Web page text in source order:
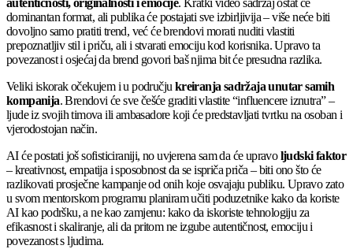
autentičnosti, originalnosti i emocije. Kratki video sadržaj ostat će
dominantan format, ali publika će postajati sve izbirljivija – više neće biti
dovoljno samo pratiti trend, već će brendovi morati nuditi vlastiti
prepoznatljiv stil i priču, ali i stvarati emociju kod korisnika. Upravo ta
povezanost i osjećaj da brend govori baš njima bit će presudna razlika.
Veliki iskorak očekujem i u području kreiranja sadržaja unutar samih
kompanija. Brendovi će sve češće graditi vlastite “influencere iznutra” –
ljude iz svojih timova ili ambasadore koji će predstavljati tvrtku na osoban i
vjerodostojan način.
AI će postati još sofisticiraniji, no uvjerena sam da će upravoljudski faktor
– kreativnost, empatija i sposobnost da se ispriča priča – biti ono što će
razlikovati prosječne kampanje od onih koje osvajaju publiku. Upravo zato
u svom mentorskom programu planiram učiti poduzetnike kako da koriste
AI kao podršku, a ne kao zamjenu: kako da iskoriste tehnologiju za
efikasnost i skaliranje, ali da pritom ne izgube autentičnost, emociju i
povezanost s ljudima.